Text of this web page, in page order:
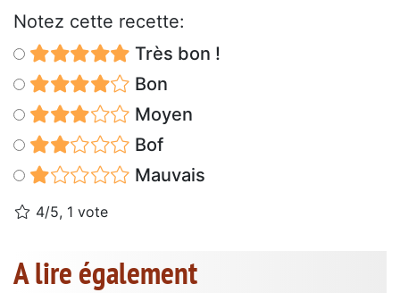
Notez cette recette:
Très bon !
Bon
Moyen
Bof
Mauvais
4/5, 1 vote
A lire également